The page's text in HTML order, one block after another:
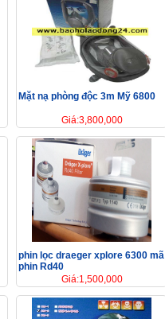
Mặt nạ phòng độc 3m Mỹ 6800
Giá:3,800,000
phin lọc draeger xplore 6300 mã
phin Rd40
Giá:1,500,000